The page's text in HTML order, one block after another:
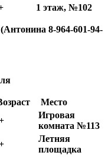
1 этаж, №102
8-964-601-94-
Место
Игровая
комната №113
Летняя
площадка